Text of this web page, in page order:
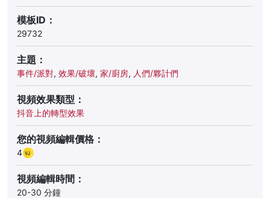
模板ID：
29732
主題：
事件/派對, 效果/破壞, 家/廚房, 人們/夥計們
視頻效果類型：
抖音上的轉型效果
您的視頻編輯價格：
4
視頻編輯時間：
20-30 分鐘